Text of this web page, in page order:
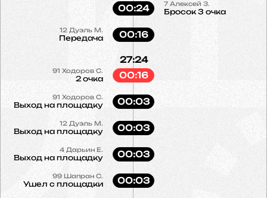
7 Алексей З.
Бросок 3 очка
00:24
12 Дуэль М.
Передача 00:16
91 Ходоров С.
2 очка
27:24
00:16
91 Ходоров С.
Выход на площадку 00:03
12 Дуэль М.
Выход на площадку 00:03
4 Дарьин Е.
Выход на площадку 00:03
99 Шапран С.
Ушел с площадки 00:03